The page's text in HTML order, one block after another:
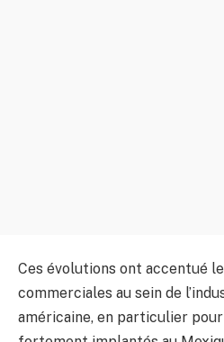
Ces évolutions ont accentué
commerciales au sein de
américaine, en particulier